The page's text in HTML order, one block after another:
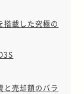
搭載した究極の
と売却額のバラ